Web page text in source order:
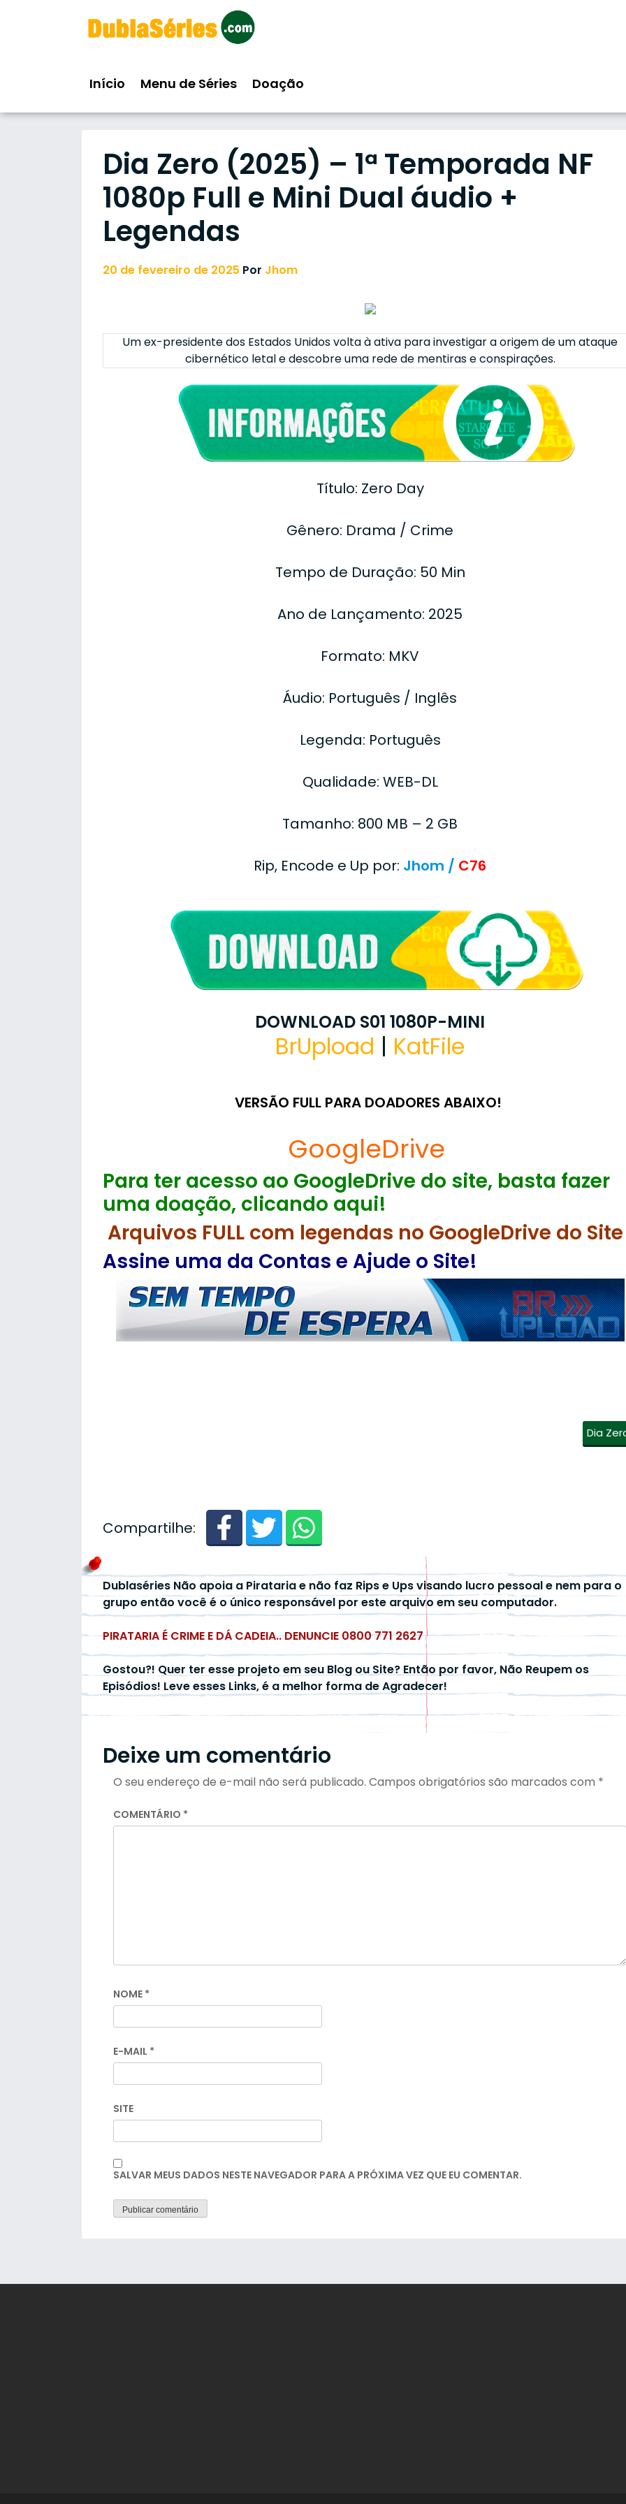
Início Menu de Séries Doação
Dia Zero (2025) – 1ª Temporada NF
1080p Full e Mini Dual áudio +
Legendas
20 de fevereiro de 2025 Por Jhom
Um ex-presidente dos Estados Unidos volta à ativa para investigar a origem de um ataque
cibernético letal e descobre uma rede de mentiras e conspirações.
Título: Zero Day
Gênero: Drama / Crime
Tempo de Duração: 50 Min
Ano de Lançamento: 2025
Formato: MKV
Áudio: Português / Inglês
Legenda: Português
Qualidade: WEB-DL
Tamanho: 800 MB – 2 GB
Rip, Encode e Up por: Jhom / C76
DOWNLOAD S01 1080P-MINI
BrUpload | KatFile
VERSÃO FULL PARA DOADORES ABAIXO!
GoogleDrive
Para ter acesso ao GoogleDrive do site, basta fazer
uma doação, clicando aqui!
Arquivos FULL com legendas no GoogleDrive do Site
Assine uma da Contas e Ajude o Site!
Dia
Compartilhe:
Dublaséries Não apoia a Pirataria e não faz Rips e Ups visando lucro pessoal e nem para o
grupo então você é o único responsável por este arquivo em seu computador.
PIRATARIA É CRIME E DÁ CADEIA.. DENUNCIE 0800 771 2627
Gostou?! Quer ter esse projeto em seu Blog ou Site? Então por favor, Não Reupem os
Episódios! Leve esses Links, é a melhor forma de Agradecer!
Deixe um comentário
O seu endereço de e-mail não será publicado. Campos obrigatórios são marcados com *
COMENTÁRIO *
NOME *
E-MAIL *
SITE
SALVAR MEUS DADOS NESTE NAVEGADOR PARA A PRÓXIMA VEZ QUE EU COMENTAR.